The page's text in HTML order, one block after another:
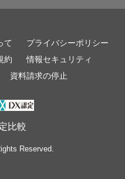
て
プライバシーポリシー
約
情報セキュリティ
資料請求の停止
比較
Reserved.